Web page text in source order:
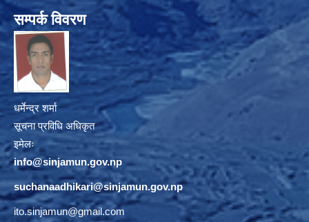
सम्पर्क विवरण
धर्मेन्द्र शर्मा
सूचना प्रविधि अधिकृत
इमेलः
info@sinjamun.gov.np
suchanaadhikari@sinjamun.gov.np
ito.sinjamun@gmail.com